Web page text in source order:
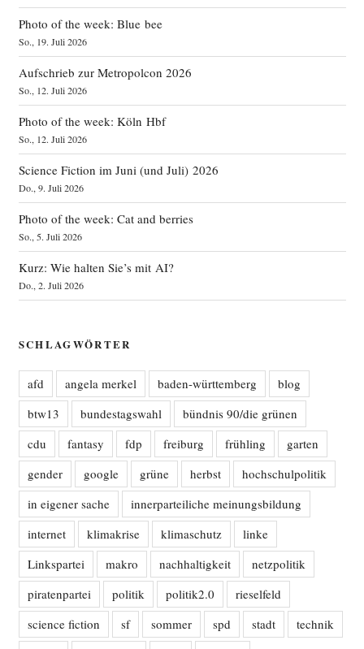
Photo of the week: Blue bee
So., 19. Juli 2026
Aufschrieb zur Metropolcon 2026
So., 12. Juli 2026
Photo of the week: Köln Hbf
So., 12. Juli 2026
Science Fiction im Juni (und Juli) 2026
Do., 9. Juli 2026
Photo of the week: Cat and berries
So., 5. Juli 2026
Kurz: Wie halten Sie’s mit AI?
Do., 2. Juli 2026
SCHLAGWÖRTER
afd angela merkel baden-württemberg
blog
btw13
bundestagswahl
bündnis 90/die grünen
cdu
fantasy fdp freiburg frühling
garten
gender
google grüne herbst
hochschulpolitik
in eigener sache
innerparteiliche meinungsbildung
internet
klimakrise klimaschutz
linke
Linkspartei
makro nachhaltigkeit
netzpolitik
piratenpartei
politik politik2.0
rieselfeld
science fiction
sf sommer spd stadt
technik